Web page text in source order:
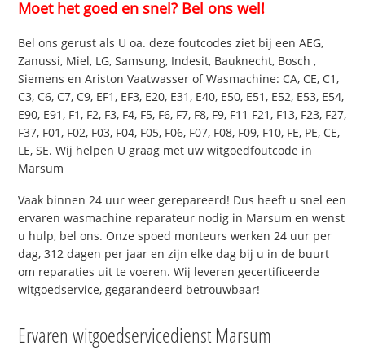
Moet het goed en snel? Bel ons wel!
Bel ons gerust als U oa. deze foutcodes ziet bij een AEG,
Zanussi, Miel, LG, Samsung, Indesit, Bauknecht, Bosch ,
Siemens en Ariston Vaatwasser of Wasmachine: CA, CE, C1,
C3, C6, C7, C9, EF1, EF3, E20, E31, E40, E50, E51, E52, E53, E54,
E90, E91, F1, F2, F3, F4, F5, F6, F7, F8, F9, F11 F21, F13, F23, F27,
F37, F01, F02, F03, F04, F05, F06, F07, F08, F09, F10, FE, PE, CE,
LE, SE. Wij helpen U graag met uw witgoedfoutcode in
Marsum
Vaak binnen 24 uur weer gerepareerd! Dus heeft u snel een
ervaren wasmachine reparateur nodig in Marsum en wenst
u hulp, bel ons. Onze spoed monteurs werken 24 uur per
dag, 312 dagen per jaar en zijn elke dag bij u in de buurt
om reparaties uit te voeren. Wij leveren gecertificeerde
witgoedservice, gegarandeerd betrouwbaar!
Ervaren witgoedservicedienst Marsum